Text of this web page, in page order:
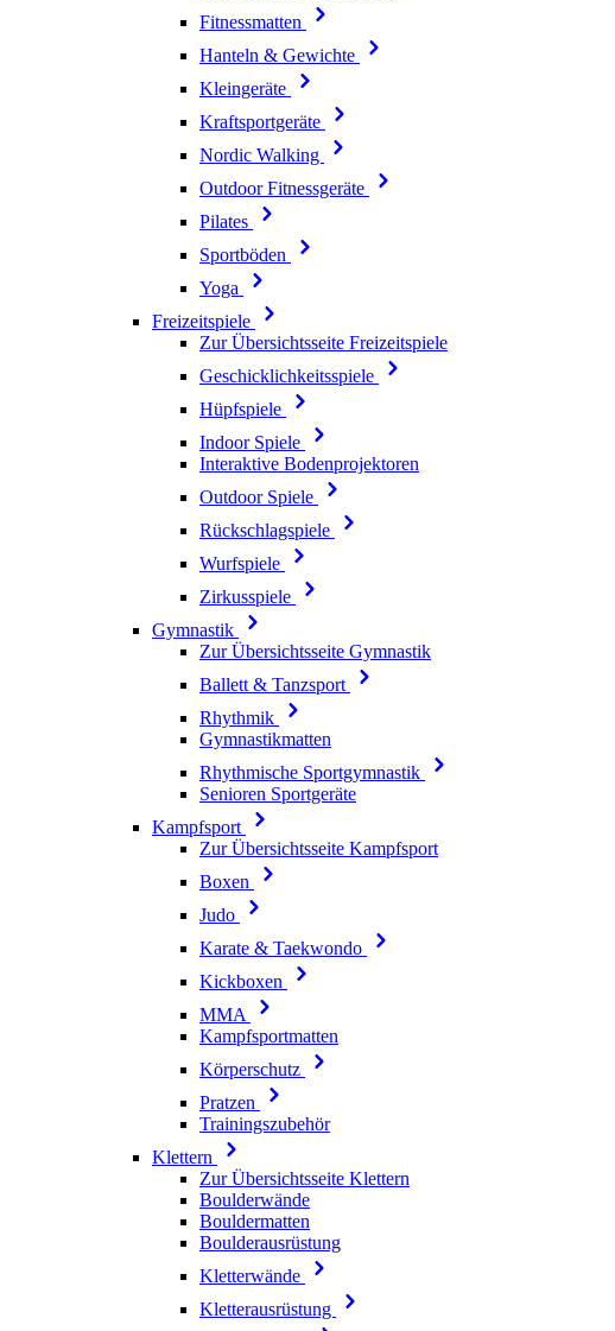
Fitnessmatten
Hanteln & Gewichte
Kleingeräte
Kraftsportgeräte
Nordic Walking
Outdoor Fitnessgeräte
Pilates
Sportböden
Yoga
Freizeitspiele
Zur Übersichtsseite Freizeitspiele
Geschicklichkeitsspiele
Hüpfspiele
Indoor Spiele
Interaktive Bodenprojektoren
Outdoor Spiele
Rückschlagspiele
Wurfspiele
Zirkusspiele
Gymnastik
Zur Übersichtsseite Gymnastik
Ballett & Tanzsport
Rhythmik
Gymnastikmatten
Rhythmische Sportgymnastik
Senioren Sportgeräte
Kampfsport
Zur Übersichtsseite Kampfsport
Boxen
Judo
Karate & Taekwondo
Kickboxen
MMA
Kampfsportmatten
Körperschutz
Pratzen
Trainingszubehör
Klettern
Zur Übersichtsseite Klettern
Boulderwände
Bouldermatten
Boulderausrüstung
Kletterwände
Kletterausrüstung